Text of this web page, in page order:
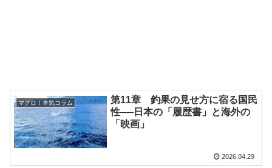
マグロ！本気コラム
第11章 釣果の見せ方に宿る国民
性──日本の「履歴書」と海外の
「映画」
2026.04.29